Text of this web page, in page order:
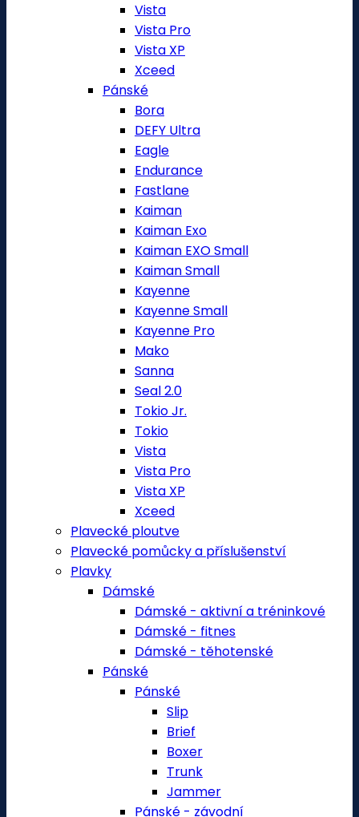
Vista
Vista Pro
Vista XP
Xceed
Pánské
Bora
DEFY Ultra
Eagle
Endurance
Fastlane
Kaiman
Kaiman Exo
Kaiman EXO Small
Kaiman Small
Kayenne
Kayenne Small
Kayenne Pro
Mako
Sanna
Seal 2.0
Tokio Jr.
Tokio
Vista
Vista Pro
Vista XP
Xceed
Plavecké ploutve
Plavecké pomůcky a příslušenství
Plavky
Dámské
Dámské - aktivní a tréninkové
Dámské - fitnes
Dámské - těhotenské
Pánské
Pánské
Slip
Brief
Boxer
Trunk
Jammer
Pánské - závodní